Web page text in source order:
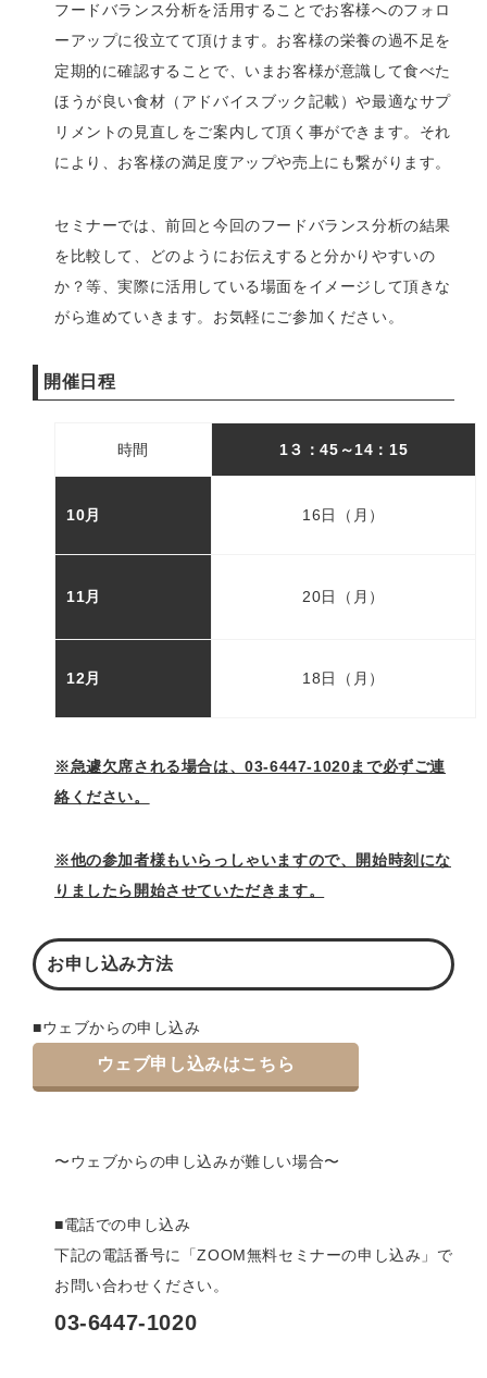
フードバランス分析を活用することでお客様へのフォロ
ーアップに役立てて頂けます。お客様の栄養の過不足を
定期的に確認することで、いまお客様が意識して食べた
ほうが良い食材（アドバイスブック記載）や最適なサプ
リメントの見直しをご案内して頂く事ができます。それ
により、お客様の満足度アップや売上にも繋がります。
セミナーでは、前回と今回のフードバランス分析の結果
を比較して、どのようにお伝えすると分かりやすいの
か？等、実際に活用している場面をイメージして頂きな
がら進めていきます。お気軽にご参加ください。
開催日程
時間 1３：45～14：15
10月 16日（月）
11月 20日（月）
12月 18日（月）
※急遽欠席される場合は、03-6447-1020まで必ずご連
絡ください。
※他の参加者様もいらっしゃいますので、開始時刻にな
りましたら開始させていただきます。
お申し込み方法
■ウェブからの申し込み
ウェブ申し込みはこちら
〜ウェブからの申し込みが難しい場合〜
■電話での申し込み
下記の電話番号に「ZOOM無料セミナーの申し込み」で
お問い合わせください。
03-6447-1020